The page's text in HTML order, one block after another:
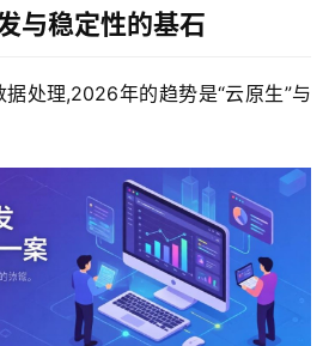
与稳定性的基石
处理,2026年的趋势是“云原生”与